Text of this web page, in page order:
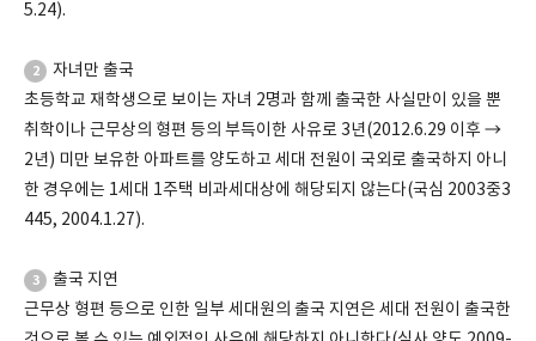
5.24).
2
자녀만 출국
초등학교 재학생으로 보이는 자녀 2명과 함께 출국한 사실만이 있을 뿐
취학이나 근무상의 형편 등의 부득이한 사유로 3년(2012.6.29 이후 →
2년) 미만 보유한 아파트를 양도하고 세대 전원이 국외로 출국하지 아니
한 경우에는 1세대 1주택 비과세대상에 해당되지 않는다(국심 2003중3
445, 2004.1.27).
3
출국 지연
근무상 형편 등으로 인한 일부 세대원의 출국 지연은 세대 전원이 출국한